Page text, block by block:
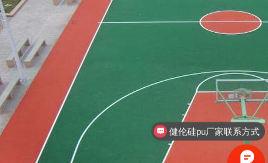
健伦硅pu厂家联系方式
健伦篮球架厂家联系方式